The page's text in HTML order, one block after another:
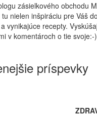
zásielkového obchodu
tu nielen inšpiráciu pre Váš
vynikajúce recepty.
v komentároch o tie svoje:-)
príspevky